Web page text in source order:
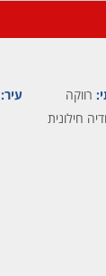
רווקה עיר:
חילונית